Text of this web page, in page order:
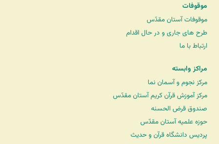
موقوفات
موقوفات آستان مقدّس
طرح های جاری و در حال اقدام
ارتباط با ما
مراکز وابسته
مرکز نجوم و آسمان نما
مرکز آموزش قرآن کریم آستان مقدّس
صندوق قرض الحسنه
حوزه علمیه آستان مقدّس
پردیس دانشگاه قرآن و حدیث